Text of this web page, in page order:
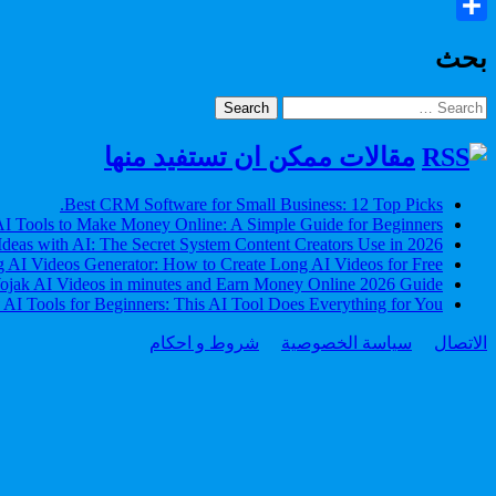
Copy
بحث
Search
for:
مقالات ممكن ان تستفيد منها
Best CRM Software for Small Business: 12 Top Picks.
Tools to Make Money Online: A Simple Guide for Beginners
with AI: The Secret System Content Creators Use in 2026
AI Videos Generator: How to Create Long AI Videos for Free
AI Videos in minutes and Earn Money Online 2026 Guide
AI Tools for Beginners: This AI Tool Does Everything for You
الاتصال سياسة الخصوصية شروط و احكام